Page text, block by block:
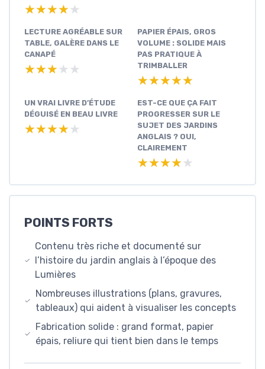
★★★★★
★★★★★
LECTURE AGRÉABLE SUR
TABLE, GALÈRE DANS LE
CANAPÉ
★★★★★
★★★★★
PAPIER ÉPAIS, GROS
VOLUME : SOLIDE MAIS
PAS PRATIQUE À
TRIMBALLER
★★★★★
★★★★★
UN VRAI LIVRE D’ÉTUDE
DÉGUISÉ EN BEAU LIVRE
★★★★★
★★★★★
EST-CE QUE ÇA FAIT
PROGRESSER SUR LE
SUJET DES JARDINS
ANGLAIS ? OUI,
CLAIREMENT
★★★★★
★★★★★
POINTS FORTS
Contenu très riche et documenté sur
l’histoire du jardin anglais à l’époque des
Lumières
Nombreuses illustrations (plans, gravures,
tableaux) qui aident à visualiser les concepts
Fabrication solide : grand format, papier
épais, reliure qui tient bien dans le temps